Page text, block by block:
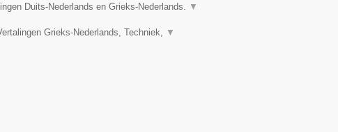
Duits-Nederlands en Grieks-Nederlands. ▼
Grieks-Nederlands, Techniek, ▼